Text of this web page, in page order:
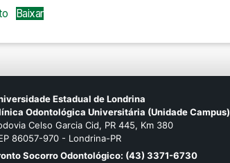
Baixar
Estadual de Londrina
Odontológica Universitária (Unidade Campus)
Celso Garcia Cid, PR 445, Km 380
86057-970 - Londrina-PR
Socorro Odontológico: (43) 3371-6730